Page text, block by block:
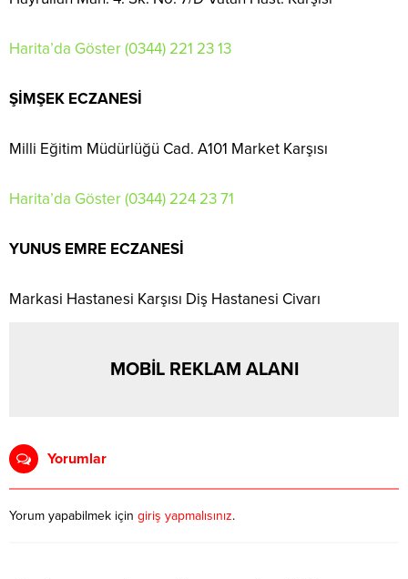
Harita’da Göster(0344) 221 23 13
ŞİMŞEK ECZANESİ
Milli Eğitim Müdürlüğü Cad. A101 Market Karşısı
Harita’da Göster(0344) 224 23 71
YUNUS EMRE ECZANESİ
Markasi Hastanesi Karşısı Diş Hastanesi Civarı
MOBİL REKLAM ALANI
Yorumlar
Yorum yapabilmek için giriş yapmalısınız.